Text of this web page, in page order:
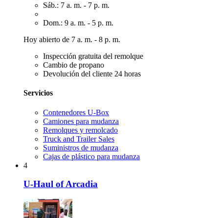
Sáb.: 7 a. m. - 7 p. m.
Dom.: 9 a. m. - 5 p. m.
Hoy abierto de 7 a. m. - 8 p. m.
Inspección gratuita del remolque
Cambio de propano
Devolución del cliente 24 horas
Servicios
Contenedores U-Box
Camiones para mudanza
Remolques y remolcado
Truck and Trailer Sales
Suministros de mudanza
Cajas de plástico para mudanza
4
U-Haul of Arcadia